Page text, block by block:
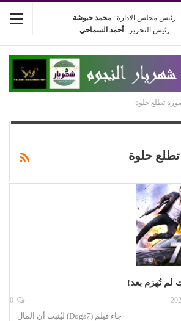
رئيس مجلس الادارة : محمد حبوشة
رئيس التحرير : أحمد السماحي
تطلع حلوة
حلوة
جاء فيلم (Dogs7) ليُثبت أن المال